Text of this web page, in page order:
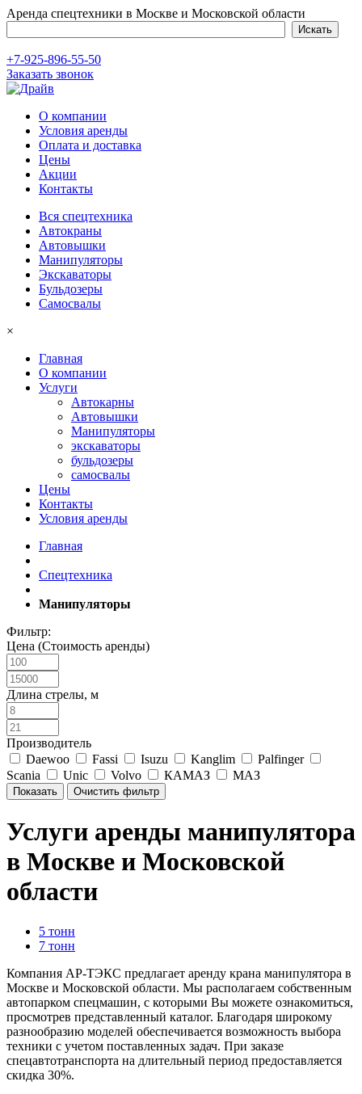
Аренда спецтехники в Москве и Московской области
+7-925-896-55-50
Заказать звонок
О компании
Условия аренды
Оплата и доставка
Цены
Акции
Контакты
Вся спецтехника
Автокраны
Автовышки
Манипуляторы
Экскаваторы
Бульдозеры
Самосвалы
×
Главная
О компании
Услуги
Автокарны
Автовышки
Манипуляторы
экскаваторы
бульдозеры
самосвалы
Цены
Контакты
Условия аренды
Главная
Спецтехника
Манипуляторы
Фильтр:
Цена (Стоимость аренды)
Длина стрелы, м
Производитель
Daewoo
Fassi Isuzu Kanglim
Palfinger
Scania
Unic Volvo КАМАЗ МАЗ
Услуги аренды манипулятора
в Москве и Московской
области
5 тонн
7 тонн
Компания АР-ТЭКС предлагает аренду крана манипулятора в
Москве и Московской области. Мы располагаем собственным
автопарком спецмашин, с которыми Вы можете ознакомиться,
просмотрев представленный каталог. Благодаря широкому
разнообразию моделей обеспечивается возможность выбора
техники с учетом поставленных задач. При заказе
спецавтотранспорта на длительный период предоставляется
скидка 30%.